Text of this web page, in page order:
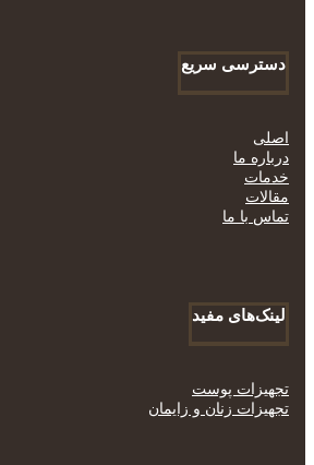
دسترسی سریع
اصلی
درباره ما
خدمات
مقالات
تماس با ما
لینک‌های مفید
تجهیزات پوست
تجهیزات زنان و زایمان